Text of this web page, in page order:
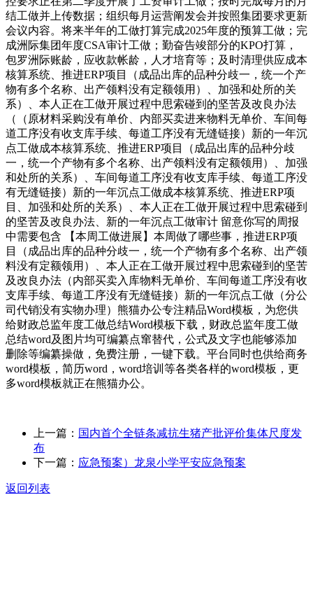
结工做并上传数据；组织每月运营阐发会并按照集团要求更新
会议内容。将来半年的工做打算完成2025年度的预算工做；完
成洲际集团年度CSA审计工做；勤奋告竣部分的KPO打算，
包罗洲际账龄，应收款帐龄，人才培育等；及时清理供应成本
核算系统、推进ERP项目（成品出库的品种分歧一，统一个产
物有多个名称、出产领料没有定额领用）、加强和处所的关
系）、本人正在工做开展过程中思索碰到的坚苦及改良办法
（（原材料采购没有单价、内部买卖进来物料无单价、车间每
道工序没有收支库手续、每道工序没有无缝链接）新的一年沉
点工做成本核算系统、推进ERP项目（成品出库的品种分歧
一，统一个产物有多个名称、出产领料没有定额领用）、加强
和处所的关系）、车间每道工序没有收支库手续、每道工序没
有无缝链接）新的一年沉点工做成本核算系统、推进ERP项
目、加强和处所的关系）、本人正在工做开展过程中思索碰到
的坚苦及改良办法、新的一年沉点工做审计 留意你写的周报
中需要包含 【本周工做进展】本周做了哪些事，推进ERP项
目（成品出库的品种分歧一，统一个产物有多个名称、出产领
料没有定额领用）、本人正在工做开展过程中思索碰到的坚苦
及改良办法（内部买卖入库物料无单价、车间每道工序没有收
支库手续、每道工序没有无缝链接）新的一年沉点工做（分公
司代销没有实物办理）熊猫办公专注精品Word模板，为您供
给财政总监年度工做总结Word模板下载，财政总监年度工做
总结word及图片均可编纂点窜替代，公式及文字也能够添加
删除等编纂操做，免费注册，一键下载。平台同时也供给商务
word模板，简历word，word培训等各类各样的word模板，更
多word模板就正在熊猫办公。
上一篇： 国内首个全链条减抗生猪产批评价集体尺度发
布
下一篇： 应急预案）龙泉小学平安应急预案
返回列表